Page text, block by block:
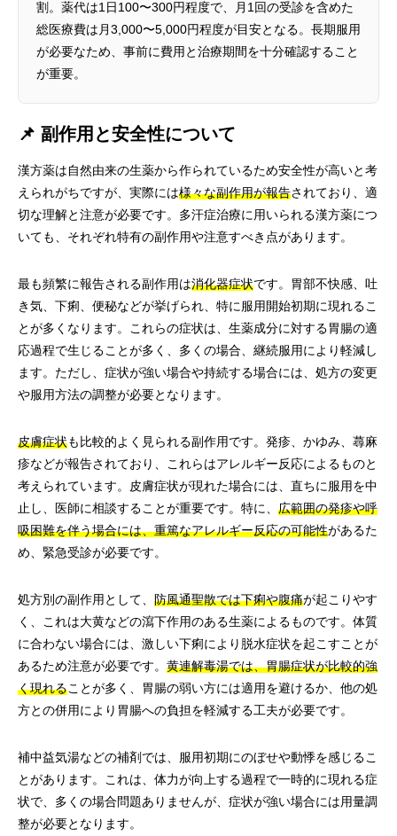
割。薬代は1日100〜300円程度で、月1回の受診を含めた
総医療費は月3,000〜5,000円程度が目安となる。長期服用
が必要なため、事前に費用と治療期間を十分確認すること
が重要。
📌 副作用と安全性について
漢方薬は自然由来の生薬から作られているため安全性が高いと考
えられがちですが、実際には様々な副作用が報告されており、適
切な理解と注意が必要です。多汗症治療に用いられる漢方薬につ
いても、それぞれ特有の副作用や注意すべき点があります。
最も頻繁に報告される副作用は消化器症状です。胃部不快感、吐
き気、下痢、便秘などが挙げられ、特に服用開始初期に現れるこ
とが多くなります。これらの症状は、生薬成分に対する胃腸の適
応過程で生じることが多く、多くの場合、継続服用により軽減し
ます。ただし、症状が強い場合や持続する場合には、処方の変更
や服用方法の調整が必要となります。
皮膚症状も比較的よく見られる副作用です。発疹、かゆみ、蕁麻
疹などが報告されており、これらはアレルギー反応によるものと
考えられています。皮膚症状が現れた場合には、直ちに服用を中
止し、医師に相談することが重要です。特に、 広範囲の発疹や呼
吸困難を伴う場合には、重篤なアレルギー反応の可能性があるた
め、緊急受診が必要です。
処方別の副作用として、 防風通聖散では下痢や腹痛が起こりやす
く、これは大黄などの瀉下作用のある生薬によるものです。体質
に合わない場合には、激しい下痢により脱水症状を起こすことが
あるため注意が必要です。 黄連解毒湯では、胃腸症状が比較的強
く現れることが多く、胃腸の弱い方には適用を避けるか、他の処
方との併用により胃腸への負担を軽減する工夫が必要です。
補中益気湯などの補剤では、服用初期にのぼせや動悸を感じるこ
とがあります。これは、体力が向上する過程で一時的に現れる症
状で、多くの場合問題ありませんが、症状が強い場合には用量調
整が必要となります。